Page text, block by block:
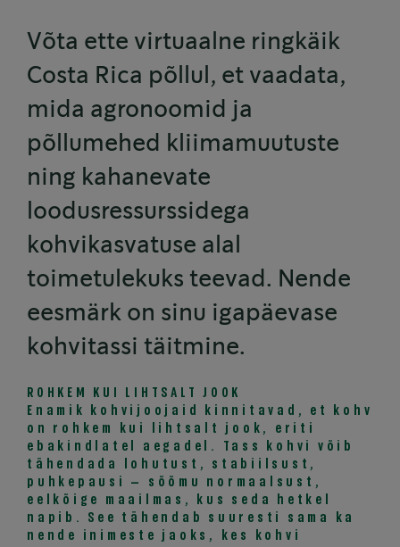
Võta ette virtuaalne ringkäik
Costa Rica põllul, et vaadata,
mida agronoomid ja
põllumehed kliimamuutuste
ning kahanevate
loodusressurssidega
kohvikasvatuse alal
toimetulekuks teevad. Nende
eesmärk on sinu igapäevase
kohvitassi täitmine.
ROHKEM KUI LIHTSALT JOOK
Enamik kohvijoojaid kinnitavad, et kohv
on rohkem kui lihtsalt jook, eriti
ebakindlatel aegadel. Tass kohvi võib
tähendada lohutust, stabiilsust,
puhkepausi – sõõmu normaalsust,
eelkõige maailmas, kus seda hetkel
napib. See tähendab suuresti sama ka
nende inimeste jaoks, kes kohvi